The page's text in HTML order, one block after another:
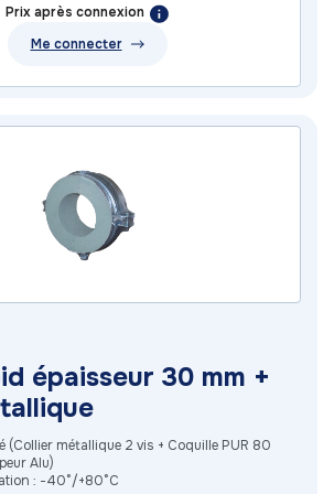
Prix après connexion
Me connecter
épaisseur 30 mm +
(Collier métallique 2 vis + Coquille PUR 80
Alu)
: -40°/+80°C